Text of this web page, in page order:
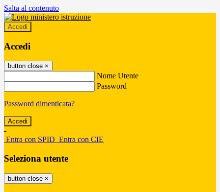
Salta al contenuto
Accedi
Accedi
button close ×
Nome Utente
Password
Password dimenticata?
-
Entra con SPID Entra con CIE
Seleziona utente
button close ×